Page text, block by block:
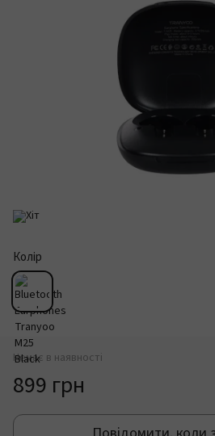
Колір
Немає в наявності
899 грн